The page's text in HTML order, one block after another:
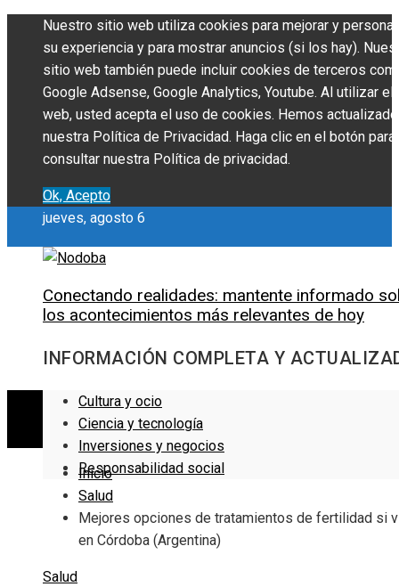
Nuestro sitio web utiliza cookies para mejorar y
su experiencia y para mostrar anuncios (si los hay).
sitio web también puede incluir cookies de terceros
Google Adsense, Google Analytics, Youtube. Al utilizar
web, usted acepta el uso de cookies. Hemos actualizado
nuestra Política de Privacidad. Haga clic en el botón para
consultar nuestra Política de privacidad.
Ok, Acepto
jueves, agosto 6
Conectando realidades: mantente informado
los acontecimientos más relevantes de hoy
INFORMACIÓN COMPLETA Y
Cultura y ocio
Ciencia y tecnología
Inversiones y negocios
Responsabilidad social
Inicio
Salud
Mejores opciones de tratamientos de fertilidad si
en Córdoba (Argentina)
Salud